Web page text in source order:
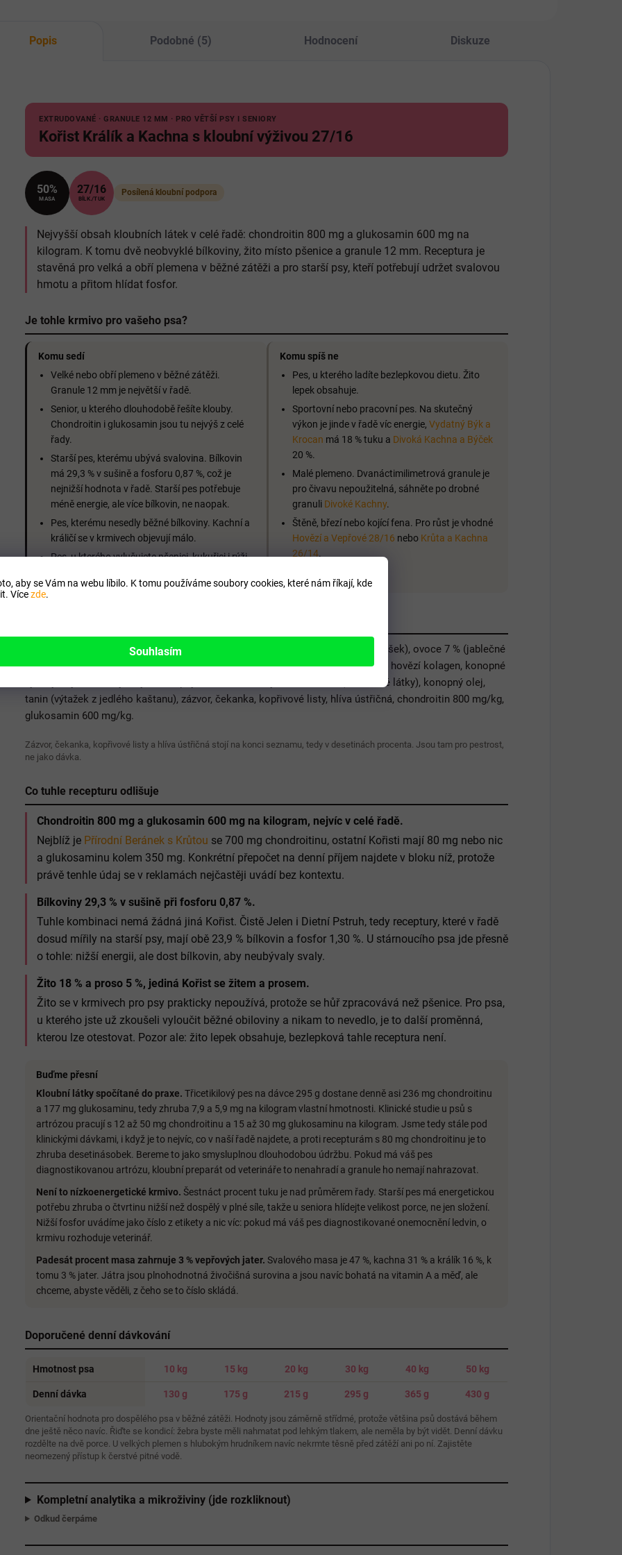
aby se Vám na webu líbilo. K tomu používáme soubory cookies, které nám říkají, kde
Vícezde.
Souhlasím
Popis Podobné (5) Hodnocení Diskuze
EXTRUDOVANÉ · GRANULE 12 MM · PRO VĚTŠÍ PSY I SENIORY
Kořist Králík a Kachna s kloubní výživou 27/16
50%
MASA
27/16
BÍLK./TUK
Posílená kloubní podpora
Nejvyšší obsah kloubních látek v celé řadě: chondroitin 800 mg a glukosamin 600 mg na
kilogram. K tomu dvě neobvyklé bílkoviny, žito místo pšenice a granule 12 mm. Receptura je
stavěná pro velká a obří plemena v běžné zátěži a pro starší psy, kteří potřebují udržet svalovou
hmotu a přitom hlídat fosfor.
Je tohle krmivo pro vašeho psa?
Komu sedí
Velké nebo obří plemeno v běžné zátěži.
Granule 12 mm je největší v řadě.
Senior, u kterého dlouhodobě řešíte klouby.
Chondroitin i glukosamin jsou tu nejvýš z celé
řady.
Starší pes, kterému ubývá svalovina. Bílkovin
má 29,3 % v sušině a fosforu 0,87 %, což je
nejnižší hodnota v řadě. Starší pes potřebuje
méně energie, ale více bílkovin, ne naopak.
Pes, kterému nesedly běžné bílkoviny. Kachní a
králičí se v krmivech objevují málo.
Pes, u kterého vylučujete pšenici, kukuřici i rýži.
Komu spíš ne
Pes, u kterého ladíte bezlepkovou dietu. Žito
lepek obsahuje.
Sportovní nebo pracovní pes. Na skutečný
výkon je jinde v řadě víc energie, Vydatný Býk a
Krocan má 18 % tuku a Divoká Kachna a Býček
20 %.
Malé plemeno. Dvanáctimilimetrová granule je
pro čivavu nepoužitelná, sáhněte po drobné
granuli Divoké Kachny.
Štěně, březí nebo kojící fena. Pro růst je vhodné
Hovězí a Vepřové 28/16 nebo Krůta a Kachna
26/14.
Kachna 31 %, králík 16 %, žito 18 %, zelenina 11 % (zelí 6 %, mrkev a petržel, hrášek), ovoce 7 % (jablečné
výlisky 4 %, maliny, švestky), proso 5 %, vepřová játra 3 %, pivovarské kvasnice, hovězí kolagen, konopné
výlisky, vojtěškové výlisky, celé šípky, kukuřičné klíčky, Humac natur (huminové látky), konopný olej,
tanin (výtažek z jedlého kaštanu), zázvor, čekanka, kopřivové listy, hlíva ústřičná, chondroitin 800 mg/kg,
glukosamin 600 mg/kg.
Zázvor, čekanka, kopřivové listy a hlíva ústřičná stojí na konci seznamu, tedy v desetinách procenta. Jsou tam pro pestrost,
ne jako dávka.
Co tuhle recepturu odlišuje
Chondroitin 800 mg a glukosamin 600 mg na kilogram, nejvíc v celé řadě.
Nejblíž je Přírodní Beránek s Krůtou se 700 mg chondroitinu, ostatní Kořisti mají 80 mg nebo nic
a glukosaminu kolem 350 mg. Konkrétní přepočet na denní příjem najdete v bloku níž, protože
právě tenhle údaj se v reklamách nejčastěji uvádí bez kontextu.
Bílkoviny 29,3 % v sušině při fosforu 0,87 %.
Tuhle kombinaci nemá žádná jiná Kořist. Čistě Jelen i Dietní Pstruh, tedy receptury, které v řadě
dosud mířily na starší psy, mají obě 23,9 % bílkovin a fosfor 1,30 %. U stárnoucího psa jde přesně
o tohle: nižší energii, ale dost bílkovin, aby neubývaly svaly.
Žito 18 % a proso 5 %, jediná Kořist se žitem a prosem.
Žito se v krmivech pro psy prakticky nepoužívá, protože se hůř zpracovává než pšenice. Pro psa,
u kterého jste už zkoušeli vyloučit běžné obiloviny a nikam to nevedlo, je to další proměnná,
kterou lze otestovat. Pozor ale: žito lepek obsahuje, bezlepková tahle receptura není.
Buďme přesní
Kloubní látky spočítané do praxe. Třicetikilový pes na dávce 295 g dostane denně asi 236 mg chondroitinu
a 177 mg glukosaminu, tedy zhruba 7,9 a 5,9 mg na kilogram vlastní hmotnosti. Klinické studie u psů s
artrózou pracují s 12 až 50 mg chondroitinu a 15 až 30 mg glukosaminu na kilogram. Jsme tedy stále pod
klinickými dávkami, i když je to nejvíc, co v naší řadě najdete, a proti recepturám s 80 mg chondroitinu je to
zhruba desetinásobek. Bereme to jako smysluplnou dlouhodobou údržbu. Pokud má váš pes
diagnostikovanou artrózu, kloubní preparát od veterináře to nenahradí a granule ho nemají nahrazovat.
Není to nízkoenergetické krmivo. Šestnáct procent tuku je nad průměrem řady. Starší pes má energetickou
potřebu zhruba o čtvrtinu nižší než dospělý v plné síle, takže u seniora hlídejte velikost porce, ne jen složení.
Nižší fosfor uvádíme jako číslo z etikety a nic víc: pokud má váš pes diagnostikované onemocnění ledvin, o
krmivu rozhoduje veterinář.
Padesát procent masa zahrnuje 3 % vepřových jater. Svalového masa je 47 %, kachna 31 % a králík 16 %, k
tomu 3 % jater. Játra jsou plnohodnotná živočišná surovina a jsou navíc bohatá na vitamin A a měď, ale
chceme, abyste věděli, z čeho se to číslo skládá.
Doporučené denní dávkování
Hmotnost psa 10 kg 15 kg 20 kg 30 kg 40 kg 50 kg
Denní dávka 130 g 175 g 215 g 295 g 365 g 430 g
Orientační hodnota pro dospělého psa v běžné zátěži. Hodnoty jsou záměrně střídmé, protože většina psů dostává během
dne ještě něco navíc. Řiďte se kondicí: žebra byste měli nahmatat pod lehkým tlakem, ale neměla by být vidět. Denní dávku
rozdělte na dvě porce. U velkých plemen s hlubokým hrudníkem navíc nekrmte těsně před zátěží ani po ní. Zajistěte
neomezený přístup k čerstvé pitné vodě.
Kompletní analytika a mikroživiny (jde rozkliknout)
Odkud čerpáme